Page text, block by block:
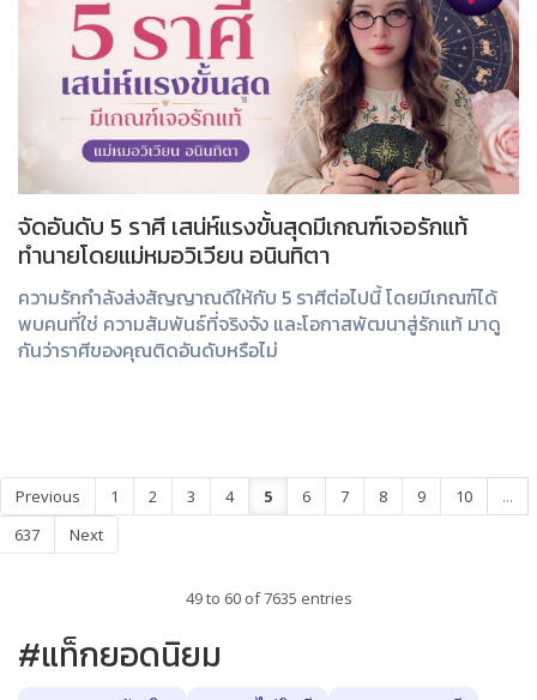
จัดอันดับ 5 ราศี เสน่ห์แรงขั้นสุดมีเกณฑ์เจอรักแท้
ทำนายโดยแม่หมอวิเวียน อนินทิตา
ความรักกำลังส่งสัญญาณดีให้กับ 5 ราศีต่อไปนี้ โดยมีเกณฑ์ได้
พบคนที่ใช่ ความสัมพันธ์ที่จริงจัง และโอกาสพัฒนาสู่รักแท้ มาดู
กันว่าราศีของคุณติดอันดับหรือไม่
Previous 1 2 3 4 5 6 7 8 9 10
...
637
Next
49 to 60 of 7635 entries
#แท็กยอดนิยม